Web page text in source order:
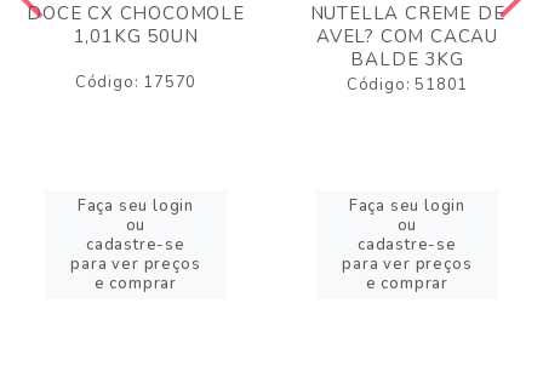
DOCE CX CHOCOMOLE
1,01KG 50UN
Código: 17570
Faça seu login
ou
cadastre-se
para ver preços
e comprar
NUTELLA CREME DE
AVEL? COM CACAU
BALDE 3KG
Código: 51801
Faça seu login
ou
cadastre-se
para ver preços
e comprar